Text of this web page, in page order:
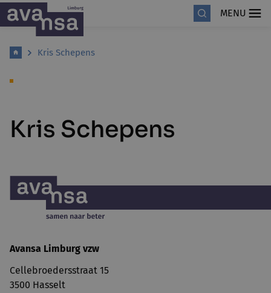
MENU
Kris Schepens
Kris Schepens
Avansa Limburg vzw
Cellebroedersstraat 15
3500 Hasselt